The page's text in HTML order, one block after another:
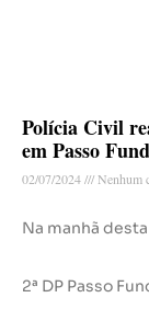
Polícia Civil
em Passo
02/07/2024 Nenhum
Na manhã
2ª DP Passo